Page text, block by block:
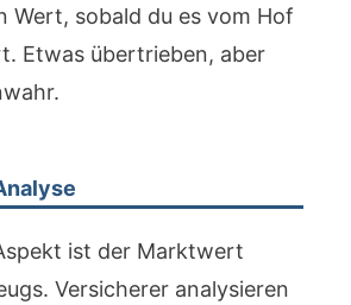
Wert, sobald du es vom Hof
Etwas übertrieben, aber
ist der Marktwert
Versicherer analysieren